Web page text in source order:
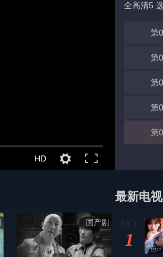
HD
全高清5
第
第
第
第
第
国产剧
最新电
1